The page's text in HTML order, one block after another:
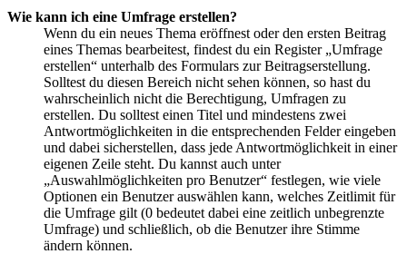
Wie kann ich eine Umfrage erstellen?
Wenn du ein neues Thema eröffnest oder den ersten Beitrag
eines Themas bearbeitest, findest du ein Register „Umfrage
erstellen“ unterhalb des Formulars zur Beitragserstellung.
Solltest du diesen Bereich nicht sehen können, so hast du
wahrscheinlich nicht die Berechtigung, Umfragen zu
erstellen. Du solltest einen Titel und mindestens zwei
Antwortmöglichkeiten in die entsprechenden Felder eingeben
und dabei sicherstellen, dass jede Antwortmöglichkeit in einer
eigenen Zeile steht. Du kannst auch unter
„Auswahlmöglichkeiten pro Benutzer“ festlegen, wie viele
Optionen ein Benutzer auswählen kann, welches Zeitlimit für
die Umfrage gilt (0 bedeutet dabei eine zeitlich unbegrenzte
Umfrage) und schließlich, ob die Benutzer ihre Stimme
ändern können.